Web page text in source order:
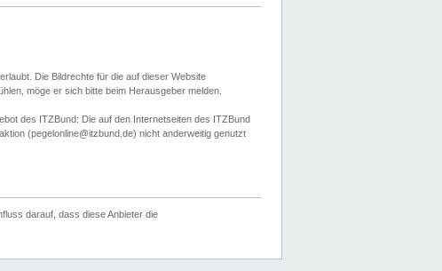
Die Bildrechte für die auf dieser Website
möge er sich bitte beim Herausgeber melden.
des ITZBund: Die auf den Internetseiten des ITZBund
(pegelonline@itzbund.de) nicht anderweitig genutzt
darauf, dass diese Anbieter die